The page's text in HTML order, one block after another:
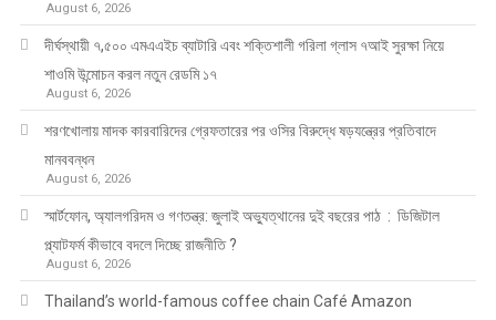
August 6, 2026
দীর্ঘস্থায়ী ৭,৫০০ এমএএইচ ব্যাটারি এবং শক্তিশালী গরিলা গ্লাস ৭আই সুরক্ষা নিয়ে
শাওমি উন্মোচন করল নতুন রেডমি ১৭
August 6, 2026
শরণখোলায় মাদক কারবারিদের গ্রেফতারের পর ওসির বিরুদ্ধে ষড়যন্ত্রের প্রতিবাদে
মানববন্ধন
August 6, 2026
স্মার্টফোন, অ্যালগরিদম ও গণতন্ত্র: জুলাই অভ্যুত্থানের দুই বছরের পাঠ : ডিজিটাল
প্ল্যাটফর্ম কীভাবে বদলে দিচ্ছে রাজনীতি ?
August 6, 2026
Thailand’s world-famous coffee chain Café Amazon